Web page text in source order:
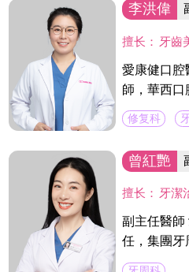
李洪偉
擅长： 牙齒美容修複，各類牙列缺損的
愛康健口腔
師，華西口
修复科
曾紅艷
擅长： 牙潔治技術,各種牙
副主任醫師
任，集團牙